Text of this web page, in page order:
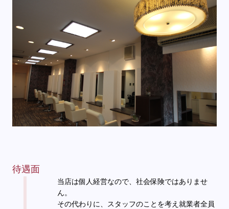
待遇面
当店は個人経営なので、社会保険ではありませ
ん。
その代わりに、スタッフのことを考え就業者全員